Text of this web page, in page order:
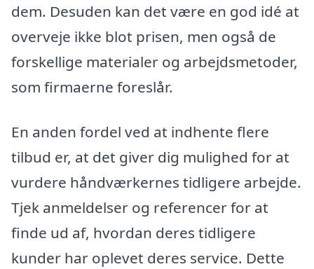
dem. Desuden kan det være en god idé at
overveje ikke blot prisen, men også de
forskellige materialer og arbejdsmetoder,
som firmaerne foreslår.
En anden fordel ved at indhente flere
tilbud er, at det giver dig mulighed for at
vurdere håndværkernes tidligere arbejde.
Tjek anmeldelser og referencer for at
finde ud af, hvordan deres tidligere
kunder har oplevet deres service. Dette